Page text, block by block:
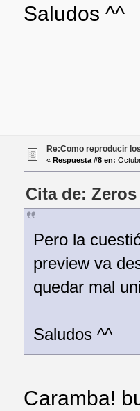
Saludos ^^
Re:Como reproducir
« Respuesta #8 en:
Cita de:
Pero la
preview va
quedar mal
Saludos ^^
Caramba!